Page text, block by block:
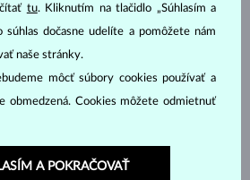
NA SKLADE
tu. Kliknutím na tlačidlo „Súhlasím a
súhlas dočasne udelíte a pomôžete nám
naše stránky.
môcť súbory cookies používať a
obmedzená. Cookies môžete odmietnuť
A POKRAČOVAŤ